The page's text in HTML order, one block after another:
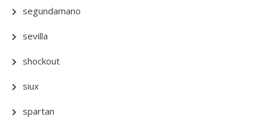
segundamano
sevilla
shockout
siux
spartan